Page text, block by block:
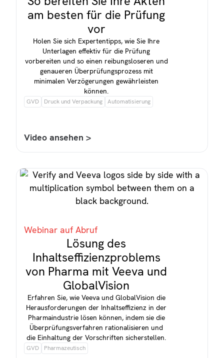
am besten für die Prüfung
vor
Holen Sie sich Expertentipps, wie Sie Ihre
Unterlagen effektiv für die Prüfung
vorbereiten und so einen reibungsloseren und
genaueren Überprüfungsprozess mit
minimalen Verzögerungen gewährleisten
können.
GVD Druck und Verpackung Automatisierung
Video ansehen >
Webinar auf Abruf
Lösung des
Inhaltseffizienzproblems
von Pharma mit Veeva und
GlobalVision
Erfahren Sie, wie Veeva und GlobalVision die
Herausforderungen der Inhaltseffizienz in der
Pharmaindustrie lösen können, indem sie die
Überprüfungsverfahren rationalisieren und
die Einhaltung der Vorschriften sicherstellen.
GVD Pharmazeutisch